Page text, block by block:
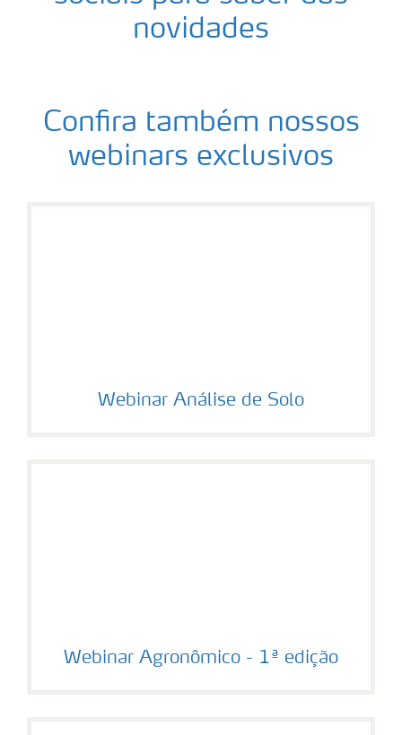
novidades
Confira também nossos
webinars exclusivos
Webinar Análise de Solo
Webinar Agronômico - 1ª edição